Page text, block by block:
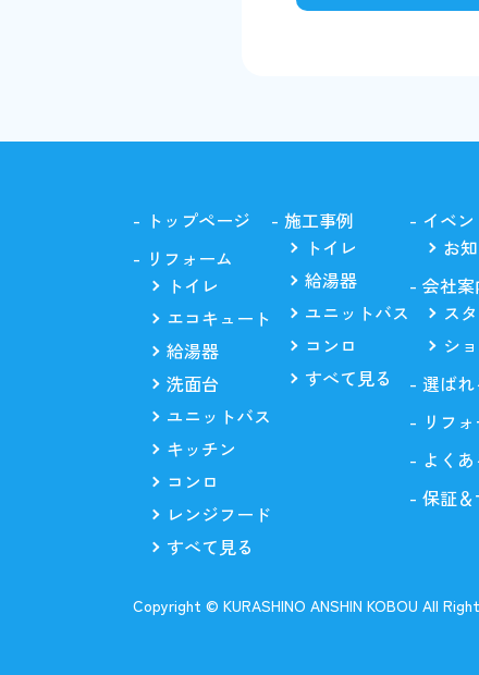
トップページ
リフォーム
トイレ
エコキュート
給湯器
洗面台
ユニットバス
キッチン
コンロ
レンジフード
すべて見る
施工事例
トイレ
給湯器
ユニットバス
コンロ
すべて見る
イベ
お
会社案
ス
シ
選ばれ
リフ
よく
保証
Copyright © KURASHINO ANSHIN KOBOU All